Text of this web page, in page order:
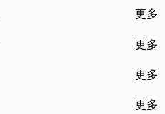
更多
更多
更多
更多